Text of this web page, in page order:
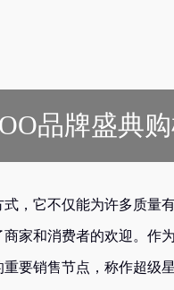
品牌盛典
，它不仅能为许多质量
家和消费者的欢迎。作
要销售节点，称作超级